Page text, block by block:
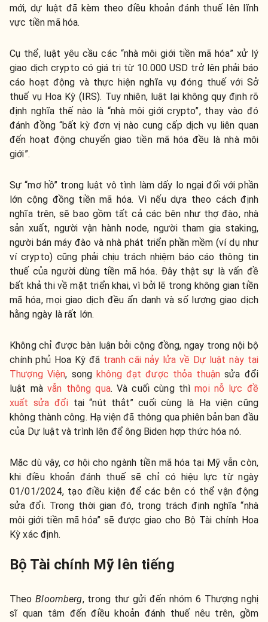
mới, dự luật đã kèm theo điều khoản đánh thuế lên lĩnh
vực tiền mã hóa.
Cụ thể, luật yêu cầu các “nhà môi giới tiền mã hóa” xử lý
giao dịch crypto có giá trị từ 10.000 USD trở lên phải báo
cáo hoạt động và thực hiện nghĩa vụ đóng thuế với Sở
thuế vụ Hoa Kỳ (IRS). Tuy nhiên, luật lại không quy định rõ
định nghĩa thế nào là “nhà môi giới crypto”, thay vào đó
đánh đồng “bất kỳ đơn vị nào cung cấp dịch vụ liên quan
đến hoạt động chuyển giao tiền mã hóa đều là nhà môi
giới”.
Sự “mơ hồ” trong luật vô tình làm dấy lo ngại đối với phần
lớn cộng đồng tiền mã hóa. Vì nếu dựa theo cách định
nghĩa trên, sẽ bao gồm tất cả các bên như thợ đào, nhà
sản xuất, người vận hành node, người tham gia staking,
người bán máy đào và nhà phát triển phần mềm (ví dụ như
ví crypto) cũng phải chịu trách nhiệm báo cáo thông tin
thuế của người dùng tiền mã hóa. Đây thật sự là vấn đề
bất khả thi về mặt triển khai, vì bởi lẽ trong không gian tiền
mã hóa, mọi giao dịch đều ẩn danh và số lượng giao dịch
hằng ngày là rất lớn.
Không chỉ được bàn luận bởi cộng đồng, ngay trong nội bộ
chính phủ Hoa Kỳ đã tranh cãi nảy lửa về Dự luật này tại
Thượng Viện, songkhông đạt được thỏa thuận sửa đổi
luật màvẫn thông qua. Và cuối cùng thìmọi nỗ lực đề
xuất sửa đổi tại “nút thắt” cuối cùng là Hạ viện cũng
không thành công. Hạ viện đã thông qua phiên bản ban đầu
của Dự luật và trình lên để ông Biden hợp thức hóa nó.
Mặc dù vậy, cơ hội cho ngành tiền mã hóa tại Mỹ vẫn còn,
khi điều khoản đánh thuế sẽ chỉ có hiệu lực từ ngày
01/01/2024, tạo điều kiện để các bên có thể vận động
sửa đổi. Trong thời gian đó, trọng trách định nghĩa “nhà
môi giới tiền mã hóa” sẽ được giao cho Bộ Tài chính Hoa
Kỳ xác định.
Bộ Tài chính Mỹ lên tiếng
TheoBloomberg, trong thư gửi đến nhóm 6 Thượng nghị
sĩ quan tâm đến điều khoản đánh thuế nêu trên, gồm